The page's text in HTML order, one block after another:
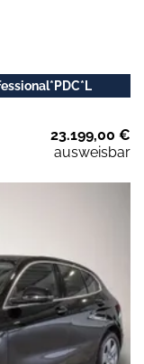
23.199,00 €
ausweisbar